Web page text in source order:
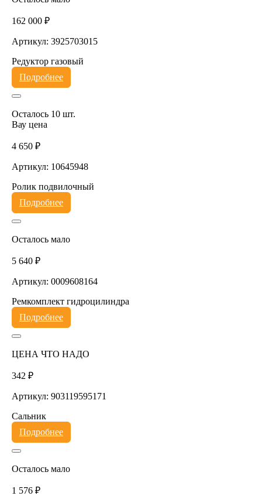
162 000 ₽
Артикул: 3925703015
Редуктор газовый
Подробнее
Осталось 10 шт.
Вау цена
4 650 ₽
Артикул: 10645948
Ролик подвилочный
Подробнее
Осталось мало
5 640 ₽
Артикул: 0009608164
Ремкомплект гидроцилиндра
Подробнее
ЦЕНА ЧТО НАДО
342 ₽
Артикул: 903119595171
Сальник
Подробнее
Осталось мало
1 576 ₽